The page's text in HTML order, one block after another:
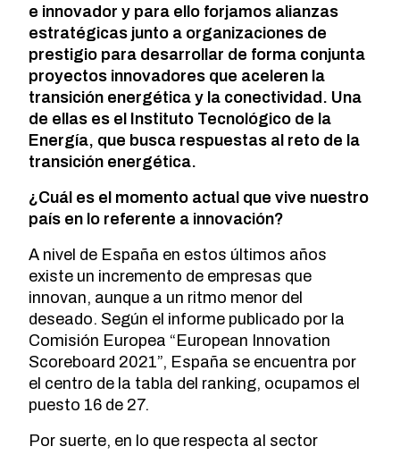
e innovador y para ello forjamos alianzas
estratégicas junto a organizaciones de
prestigio para desarrollar de forma conjunta
proyectos innovadores que aceleren la
transición energética y la conectividad. Una
de ellas es el Instituto Tecnológico de la
Energía, que busca respuestas al reto de la
transición energética.
¿Cuál es el momento actual que vive nuestro
país en lo referente a innovación?
A nivel de España en estos últimos años
existe un incremento de empresas que
innovan, aunque a un ritmo menor del
deseado. Según el informe publicado por la
Comisión Europea “European Innovation
Scoreboard 2021”, España se encuentra por
el centro de la tabla del ranking, ocupamos el
puesto 16 de 27.
Por suerte, en lo que respecta al sector